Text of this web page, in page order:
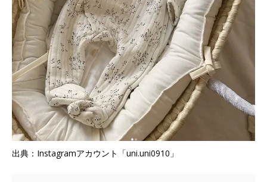
出典：Instagramアカウント「uni.uni0910」